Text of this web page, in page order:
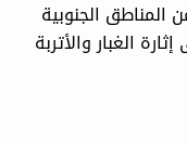
المناطق الجنوبية
الغبار والأتربة